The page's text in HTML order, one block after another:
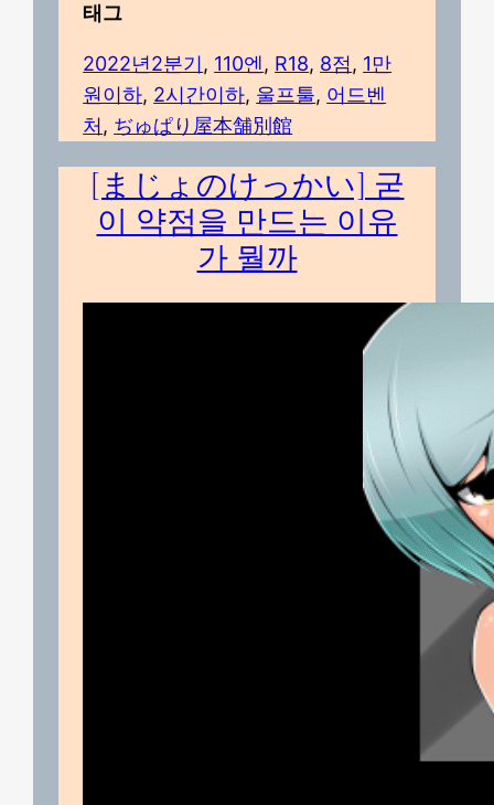
태그
2022년2분기 , 110엔, R18, 8점, 1만
원이하, 2시간이하, 울프툴, 어드벤
처 , ぢゅぱり屋本舗別館
[まじょのけっかい] 굳
이 약점을 만드는 이유
가 뭘까